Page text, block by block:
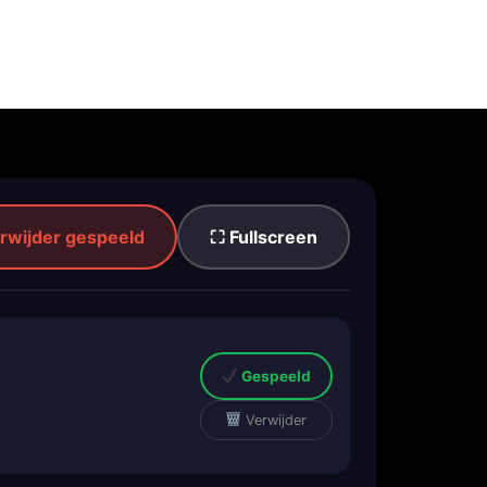
gespeeld ⛶ Fullscreen
Gespeeld
Verwijder